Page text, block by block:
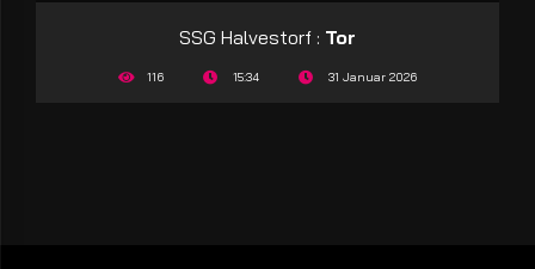
SSG Halvestorf : Tor
116 15:34 31 Januar 2026